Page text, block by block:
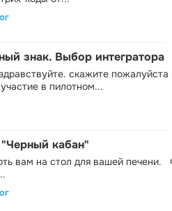
знак. Выбор интегратора
скажите пожалуйста
в пилотном...
кабан"
вам на стол для вашей печени.